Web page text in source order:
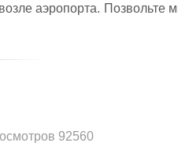
аэропорта. Позвольте
92560